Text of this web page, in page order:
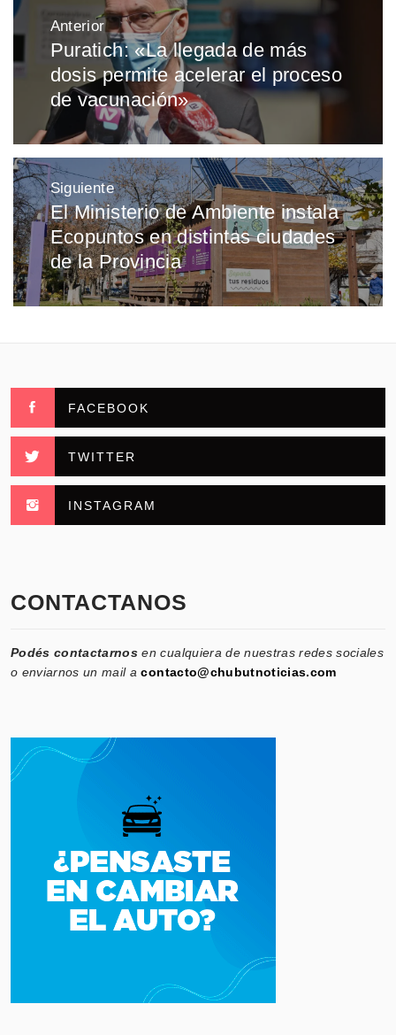
Navegación
de
entradas
Anterior
Entrada
anterior:
Puratich: «La llegada de más
dosis permite acelerar el proceso
de vacunación»
Siguiente
Entrada
siguiente:
El Ministerio de Ambiente instala
Ecopuntos en distintas ciudades
de la Provincia
FACEBOOK
TWITTER
INSTAGRAM
CONTACTANOS
Podés contactarnos en cualquiera de nuestras redes sociales
o enviarnos un mail acontacto@chubutnoticias.com